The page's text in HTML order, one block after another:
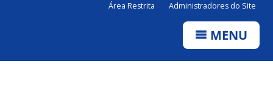
Área Restrita Administradores do Site
MENU